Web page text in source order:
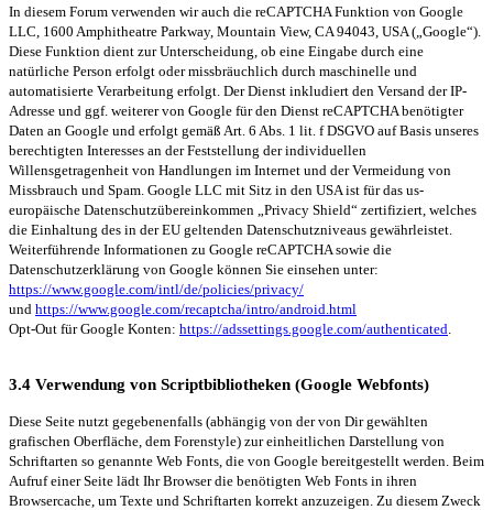
In diesem Forum verwenden wir auch die reCAPTCHA Funktion von Google
LLC, 1600 Amphitheatre Parkway, Mountain View, CA 94043, USA („Google“).
Diese Funktion dient zur Unterscheidung, ob eine Eingabe durch eine
natürliche Person erfolgt oder missbräuchlich durch maschinelle und
automatisierte Verarbeitung erfolgt. Der Dienst inkludiert den Versand der IP-
Adresse und ggf. weiterer von Google für den Dienst reCAPTCHA benötigter
Daten an Google und erfolgt gemäß Art. 6 Abs. 1 lit. f DSGVO auf Basis unseres
berechtigten Interesses an der Feststellung der individuellen
Willensgetragenheit von Handlungen im Internet und der Vermeidung von
Missbrauch und Spam. Google LLC mit Sitz in den USA ist für das us-
europäische Datenschutzübereinkommen „Privacy Shield“ zertifiziert, welches
die Einhaltung des in der EU geltenden Datenschutzniveaus gewährleistet.
Weiterführende Informationen zu Google reCAPTCHA sowie die
Datenschutzerklärung von Google können Sie einsehen unter:
https://www.google.com/intl/de/policies/privacy/
und https://www.google.com/recaptcha/intro/android.html
Opt-Out für Google Konten: https://adssettings.google.com/authenticated
3.4 Verwendung von Scriptbibliotheken (Google Webfonts)
Diese Seite nutzt gegebenenfalls (abhängig von der von Dir gewählten
grafischen Oberfläche, dem Forenstyle) zur einheitlichen Darstellung von
Schriftarten so genannte Web Fonts, die von Google bereitgestellt werden. Beim
Aufruf einer Seite lädt Ihr Browser die benötigten Web Fonts in ihren
Browsercache, um Texte und Schriftarten korrekt anzuzeigen. Zu diesem Zweck